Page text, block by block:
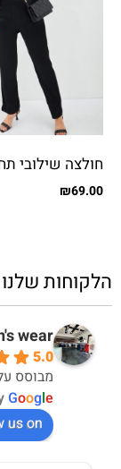
חולצה שילובי
₪69.00
הלקוחות שלנו
wear
5.0
מבוסס על 106
Google
us on